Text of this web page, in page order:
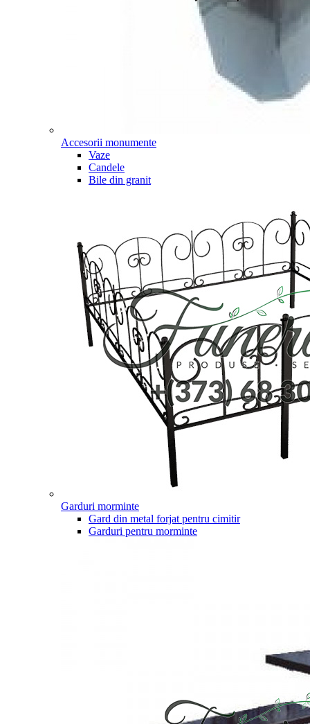
Accesorii monumente
Vaze
Candele
Bile din granit
Garduri morminte
Gard din metal forjat pentru cimitir
Garduri pentru morminte